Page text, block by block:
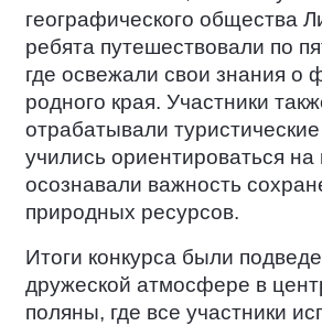
географического общества
ребята путешествовали по
где освежали свои знания о
родного края. Участники
отрабатывали
учились ориентироваться на
осознавали важность
природных ресурсов.
Итоги конкурса были
дружеской атмосфере в
поляны, где все участники